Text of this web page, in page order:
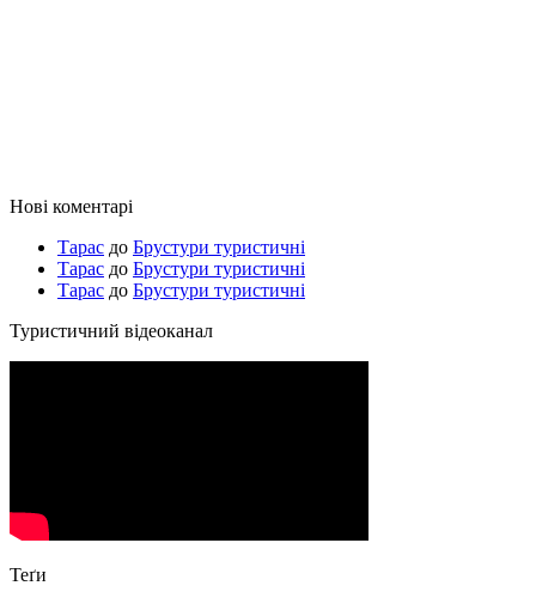
Нові коментарі
Тарас до Брустури туристичні
Тарас до Брустури туристичні
Тарас до Брустури туристичні
Туристичний відеоканал
Теґи